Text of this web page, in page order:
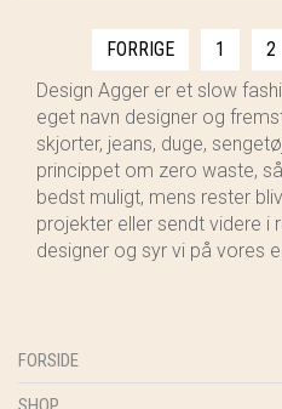
FORRIGE 1 2
Design Agger er et slow
eget navn designer og
skjorter, jeans, duge,
princippet om zero waste,
bedst muligt, mens rester
projekter eller sendt videre i
designer og syr vi på vores
FORSIDE